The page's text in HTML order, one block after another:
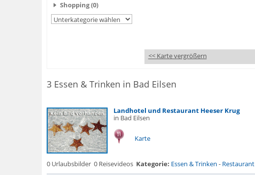
Shopping (0)
<< Karte vergrößern
3 Essen & Trinken in Bad Eilsen
Landhotel und Restaurant Heeser Krug
in Bad Eilsen
Karte
0 Urlaubsbilder 0 Reisevideos Kategorie: Essen & Trinken - Restaurant